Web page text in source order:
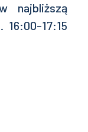
najbliższą
16:00-17:15